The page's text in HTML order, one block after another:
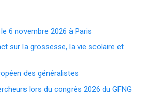
6 novembre 2026 à Paris
sur la grossesse, la vie scolaire et
des généralistes
lors du congrès 2026 du GFNG